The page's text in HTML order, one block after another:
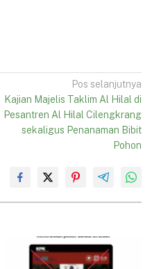
Pos selanjutnya
Kajian Majelis Taklim Al Hilal di
Pesantren Al Hilal Cilengkrang
sekaligus Penanaman Bibit
Pohon